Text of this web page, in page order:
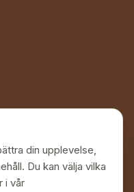
din upplevelse,
Du kan välja vilka
i vår